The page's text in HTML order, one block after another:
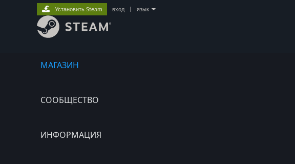
МАГАЗИН
СООБЩЕСТВО
ИНФОРМАЦИЯ
Установить Steam вход язык